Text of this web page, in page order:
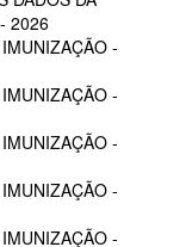
2026
-
-
-
-
-